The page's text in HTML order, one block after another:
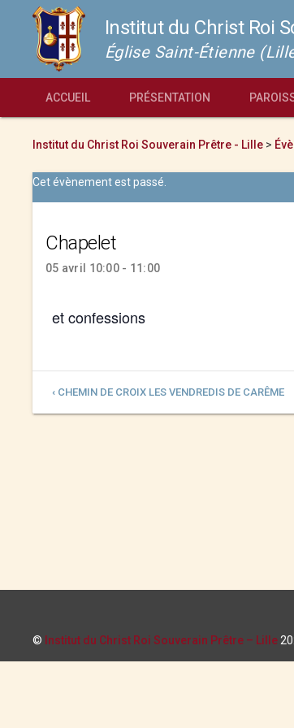
Institut du Christ Roi
Église Saint-Étienne
ACCUEIL PRÉSENTATION
Institut du Christ Roi Souverain Prêtre - Lille >
Cet évènement est passé.
Chapelet
05 avril 10:00 - 11:00
et confessions
‹ CHEMIN DE CROIX LES VENDREDIS DE CARÊME
© Institut du Christ Roi Souverain Prêtre – Lille